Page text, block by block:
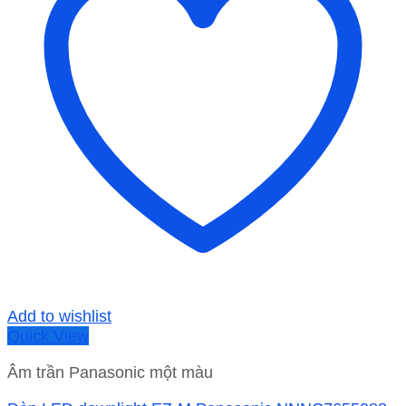
Add to wishlist
Quick View
Âm trần Panasonic một màu